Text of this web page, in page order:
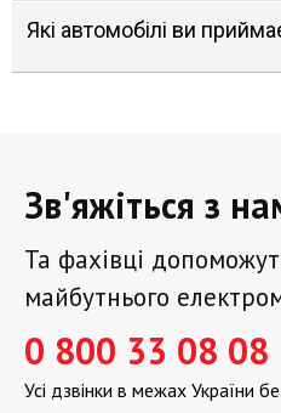
Які автомобілі ви
Зв'яжіться з
Та фахівці
майбутнього
0 800 33 08 08
Усі дзвінки в межах України